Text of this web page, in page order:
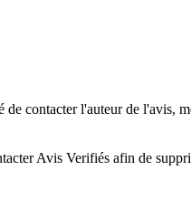
contacter l'auteur de l'avis,
Avis Verifiés afin de